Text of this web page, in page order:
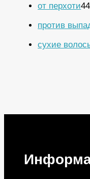
от перхоти4
против
сухие